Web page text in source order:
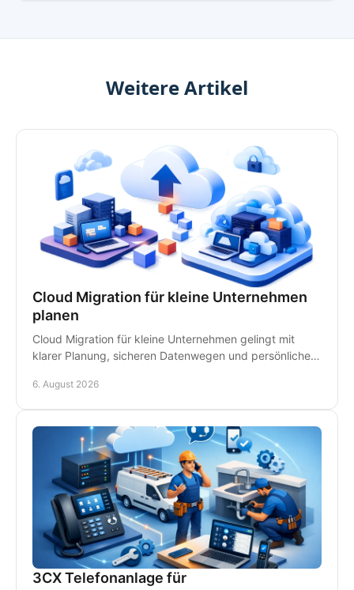
Weitere Artikel
Cloud Migration für kleine Unternehmen
planen
Cloud Migration für kleine Unternehmen gelingt mit
klarer Planung, sicheren Datenwegen und persönlicher
6. August 2026
3CX Telefonanlage für